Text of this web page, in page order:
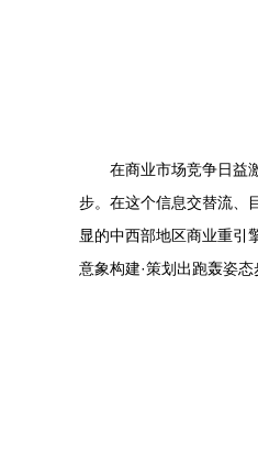
在商业市场竞争日益
步。在这个信息交替流、
显的中西部地区商业重引
意象构建·策划出跑轰姿态